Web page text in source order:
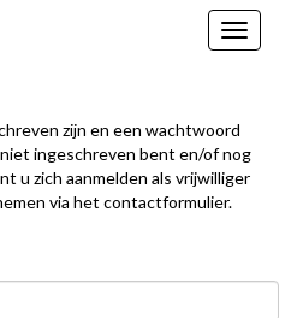
Toggle
zijn en een wachtwoord
ingeschreven bent en/of nog
u zich aanmelden als vrijwilliger
via het contactformulier.